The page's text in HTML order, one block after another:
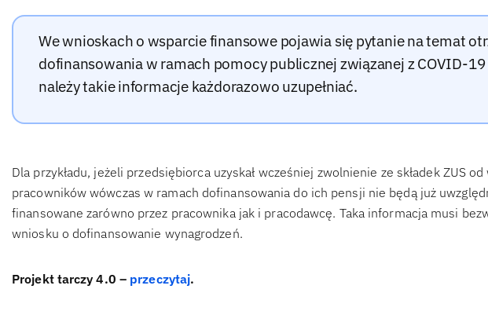
We wnioskach o wsparcie finansowe pojawia się pytanie na temat
dofinansowania w ramach pomocy publicznej związanej z COVID-19
należy takie informacje każdorazowo uzupełniać.
Dla przykładu, jeżeli przedsiębiorca uzyskał wcześniej zwolnienie ze składek ZUS
pracowników wówczas w ramach dofinansowania do ich pensji nie będą już
finansowane zarówno przez pracownika jak i pracodawcę. Taka informacja musi
wniosku o dofinansowanie wynagrodzeń.
Projekt tarczy 4.0 – przeczytaj.